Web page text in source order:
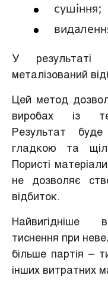
сушіння;
У результаті
металізований
Цей метод
виробах із
Результат
гладкою та
Пористі
не дозволяє
відбиток.
Найвигідніше
тиснення при
більше партія –
інших витратних